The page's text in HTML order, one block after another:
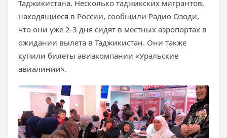
Таджикистана. Несколько таджикских мигрантов,
находящиеся в России, сообщили Радио Озоди,
что они уже 2-3 дня сидят в местных аэропортах в
ожидании вылета в Таджикистан. Они также
купили билеты авиакомпании «Уральские
авиалинии».